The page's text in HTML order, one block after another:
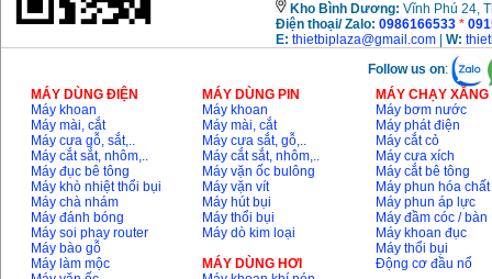
Kho Bình Dương: Vĩnh Phú 24,
Điện thoại/ Zalo: 0986166533 *
E: thietbiplaza@gmail.com W:
Follow us on:
MÁY DÙNG ĐIỆN
Máy khoan
Máy mài, cắt
Máy cưa gỗ, sắt,..
Máy cắt sắt, nhôm,..
Máy đục bê tông
Máy khò nhiệt thổi bụi
Máy chà nhám
Máy đánh bóng
Máy soi phay router
Máy bào gỗ
Máy làm mộc
MÁY DÙNG PIN
Máy khoan
Máy mài, cắt
Máy cưa sắt, gỗ,..
Máy cắt sắt, nhôm,..
Máy vặn ốc bulông
Máy vặn vít
Máy hút bụi
Máy thổi bụi
Máy dò kim loại
MÁY DÙNG HƠI
MÁY CHẠY
Máy bơm nước
Máy phát điện
Máy cắt cỏ
Máy cưa xích
Máy cắt bê tông
Máy phun hóa chất
Máy phun áp lực
Máy đầm cóc / bàn
Máy khoan đục
Máy thổi bụi
Động cơ đầu nổ